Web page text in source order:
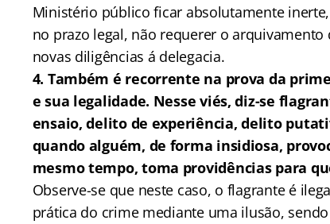
Ministério público ficar absolutamente
no prazo legal, não requerer o
novas diligências á delegacia.
4. Também é recorrente na prova da
e sua legalidade. Nesse viés, diz-se
ensaio, delito de experiência, delito
quando alguém, de forma insidiosa,
mesmo tempo, toma providências para
Observe-se que neste caso, o flagrante é
prática do crime mediante uma ilusão,